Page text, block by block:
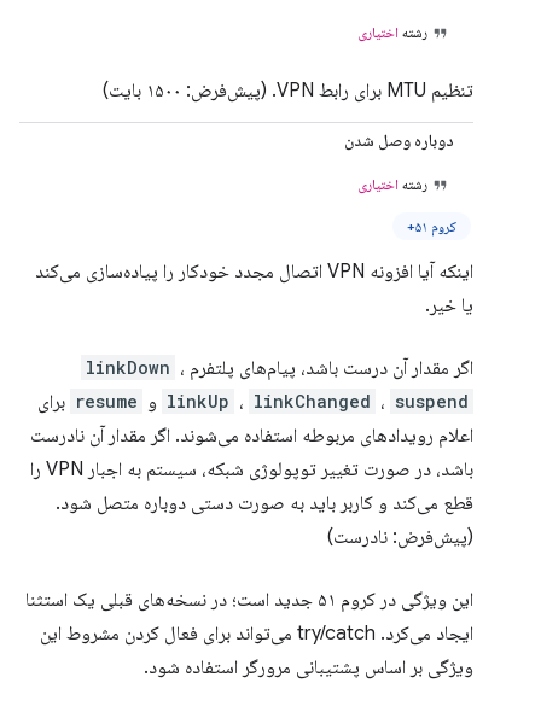
رشته اختیاری
تنظیم MTU برای رابط VPN. (پیش‌فرض: ۱۵۰۰ بایت)
دوباره وصل شدن
رشته اختیاری
کروم ۵۱+
اینکه آیا افزونه VPN اتصال مجدد خودکار را پیاده‌سازی می‌کند
یا خیر.
اگر مقدار آن درست باشد، پیام‌های پلتفرم linkDown ،
linkUp ، linkChanged ، suspend و resume برای
اعلام رویدادهای مربوطه استفاده می‌شوند. اگر مقدار آن نادرست
باشد، در صورت تغییر توپولوژی شبکه، سیستم به اجبار VPN را
قطع می‌کند و کاربر باید به صورت دستی دوباره متصل شود.
(پیش‌فرض: نادرست)
این ویژگی در کروم ۵۱ جدید است؛ در نسخه‌های قبلی یک استثنا
ایجاد می‌کرد. try/catch می‌تواند برای فعال کردن مشروط این
ویژگی بر اساس پشتیبانی مرورگر استفاده شود.